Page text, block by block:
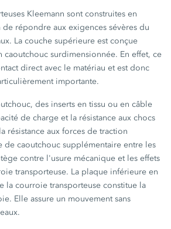
Kleemann sont construites en
de répondre aux exigences sévères du
La couche supérieure est conçue
caoutchouc surdimensionnée. En effet, ce
direct avec le matériau et est donc
importante.
des inserts en tissu ou en câble
de charge et la résistance aux chocs
résistance aux forces de traction
de caoutchouc supplémentaire entre les
contre l'usure mécanique et les effets
transporteuse. La plaque inférieure en
la courroie transporteuse constitue la
Elle assure un mouvement sans